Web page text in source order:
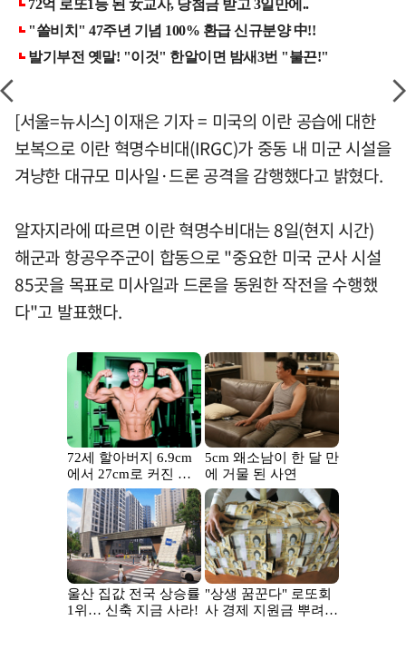
[서울=뉴시스] 이재은 기자 = 미국의 이란 공습에 대한
보복으로 이란 혁명수비대(IRGC)가 중동 내 미군 시설을
겨냥한 대규모 미사일·드론 공격을 감행했다고 밝혔다.
알자지라에 따르면 이란 혁명수비대는 8일(현지 시간)
해군과 항공우주군이 합동으로 "중요한 미국 군사 시설
85곳을 목표로 미사일과 드론을 동원한 작전을 수행했
다"고 발표했다.